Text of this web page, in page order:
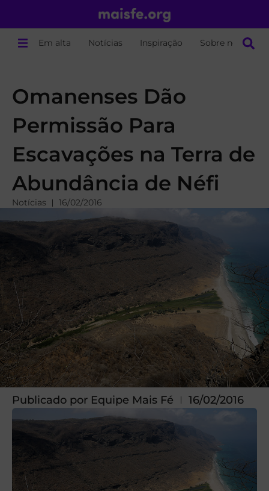
Em alta Notícias Inspiração Sobre nós
Omanenses Dão
Permissão Para
Escavações na Terra de
Abundância de Néfi
Notícias 16/02/2016
Publicado por Equipe Mais Fé 16/02/2016